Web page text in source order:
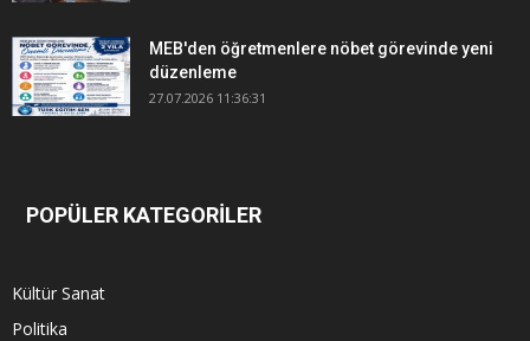
MEB'den öğretmenlere nöbet görevinde yeni
düzenleme
27.07.2026 11:36:31
POPÜLER KATEGORİLER
Kültür Sanat
Politika